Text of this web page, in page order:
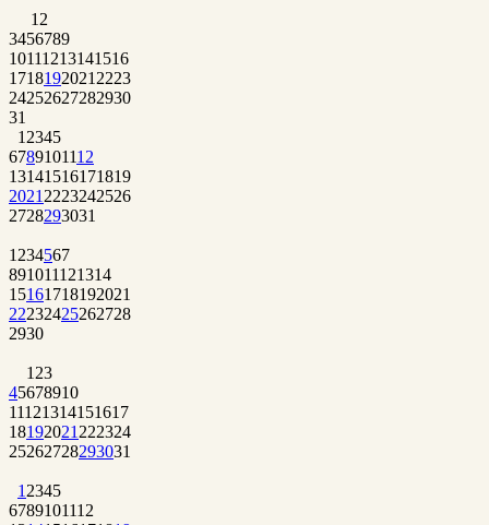
1 2
3456789
10111213141516
1718192021 2223
24252627282930
31
1 2345
6789101112
13141516171819
2021 2223242526
2728293031
1 234567
891011121314
15161718192021
22232425262728
2930
1 23
45678910
11121314151617
18192021 222324
25262728293031
1 2345
6789101112